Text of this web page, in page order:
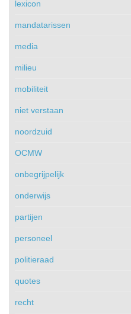
lexicon
mandatarissen
media
milieu
mobiliteit
niet verstaan
noordzuid
OCMW
onbegrijpelijk
onderwijs
partijen
personeel
politieraad
quotes
recht